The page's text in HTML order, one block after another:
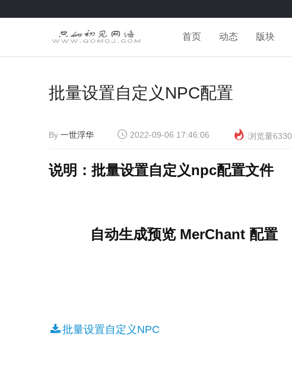
首页 动态 版块
批量设置自定义NPC配置
By 一世浮华 2022-09-06 17:46:06 浏览量6330
说明：批量设置自定义npc配置文件
自动生成预览 MerChant 配置
批量设置自定义NPC